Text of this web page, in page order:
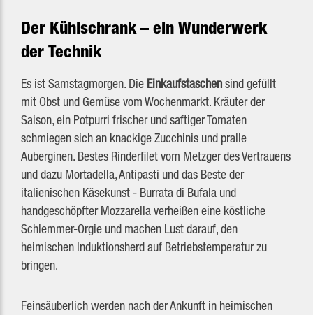
Der Kühlschrank – ein Wunderwerk
der Technik
Es ist Samstagmorgen. Die Einkaufstaschensind gefüllt
mit Obst und Gemüse vom Wochenmarkt. Kräuter der
Saison, ein Potpurri frischer und saftiger Tomaten
schmiegen sich an knackige Zucchinis und pralle
Auberginen. Bestes Rinderfilet vom Metzger des Vertrauens
und dazu Mortadella, Antipasti und das Beste der
italienischen Käsekunst - Burrata di Bufala und
handgeschöpfter Mozzarella verheißen eine köstliche
Schlemmer-Orgie und machen Lust darauf, den
heimischen Induktionsherd auf Betriebstemperatur zu
bringen.
Feinsäuberlich werden nach der Ankunft in heimischen